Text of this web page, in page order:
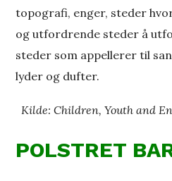
topografi, enger, steder
og utfordrende steder å
steder som appellerer til
lyder og dufter.
Kilde: Children, Youth and
POLSTRET